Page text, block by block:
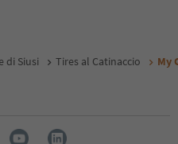
di Siusi Tires al Catinaccio My